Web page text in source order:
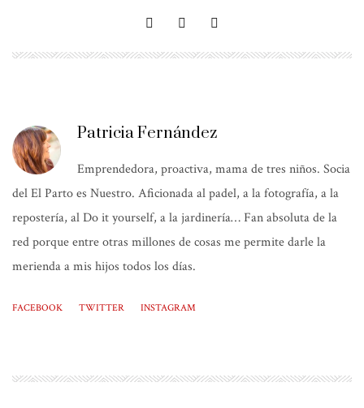
Patricia Fernández
Emprendedora, proactiva, mama de tres niños. Socia
del El Parto es Nuestro. Aficionada al padel, a la fotografía, a la
repostería, al Do it yourself, a la jardinería… Fan absoluta de la
red porque entre otras millones de cosas me permite darle la
merienda a mis hijos todos los días.
FACEBOOK TWITTER INSTAGRAM